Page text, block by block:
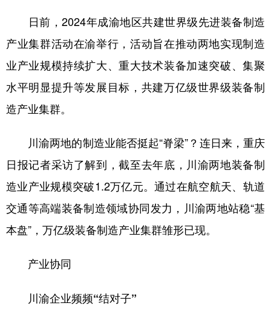
日前，2024年成渝地区共建世界级先进装备制造
产业集群活动在渝举行，活动旨在推动两地实现制造
业产业规模持续扩大、重大技术装备加速突破、集聚
水平明显提升等发展目标，共建万亿级世界级装备制
造产业集群。
川渝两地的制造业能否挺起“脊梁”？连日来，重庆
日报记者采访了解到，截至去年底，川渝两地装备制
造业产业规模突破1.2万亿元。通过在航空航天、轨道
交通等高端装备制造领域协同发力，川渝两地站稳“基
本盘”，万亿级装备制造产业集群雏形已现。
产业协同
川渝企业频频“结对子”